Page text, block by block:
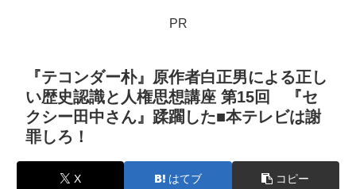
PR
『テコンダー朴』原作者白正男による正し
い歴史認識と人権思想講座 第15回 『セ
クシー田中さん』蹂躙した■本テレビは謝
罪しろ！
X はてブ コピー